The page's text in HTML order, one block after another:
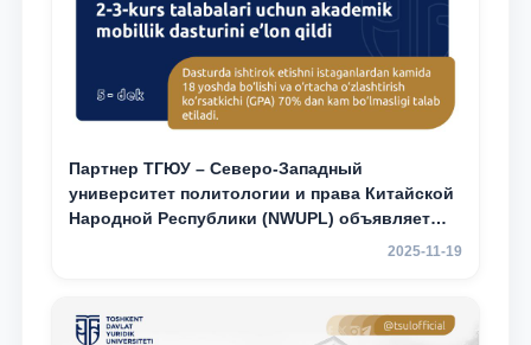
Партнер ТГЮУ – Северо-Западный
университет политологии и права Китайской
Народной Республики (NWUPL) объявляет
программу академической мобильности для
2025-11-19